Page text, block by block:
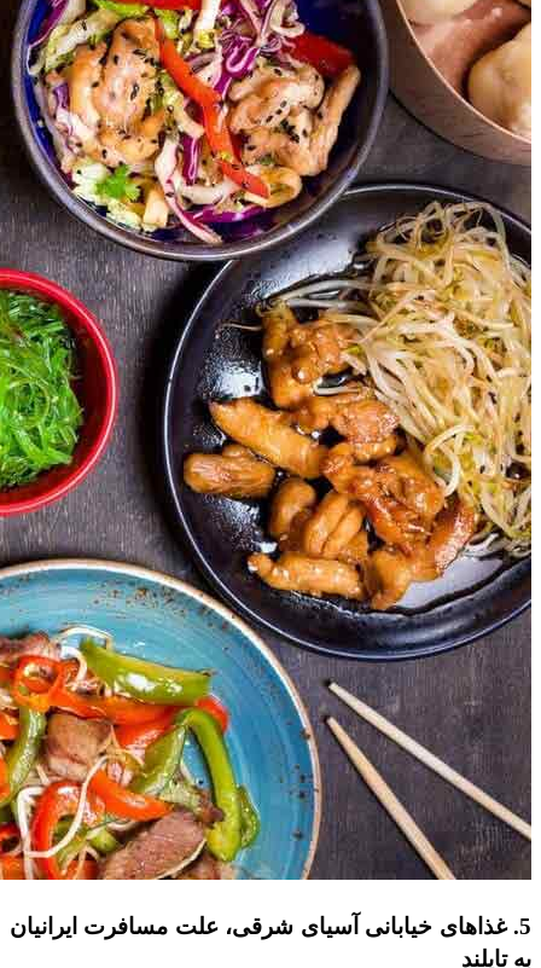
5. غذاهای خیابانی آسیای شرقی، علت مسافرت ایرانیان
به تایلند